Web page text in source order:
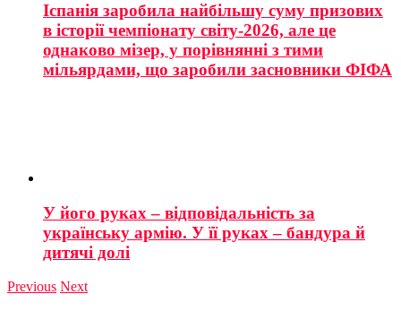
Іспанія заробила найбільшу суму призових
в історії чемпіонату світу-2026, але це
однаково мізер, у порівнянні з тими
мільярдами, що заробили засновники ФІФА
У його руках – відповідальність за
українську армію. У її руках – бандура й
дитячі долі
Previous Next